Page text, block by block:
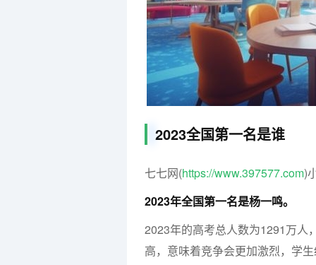
2023全国第一名是谁
七七网(https://www.397577.com)
2023年全国第一名是杨一鸣。
2023年的高考总人数为1291万人
高，意味着竞争会更加激烈，学